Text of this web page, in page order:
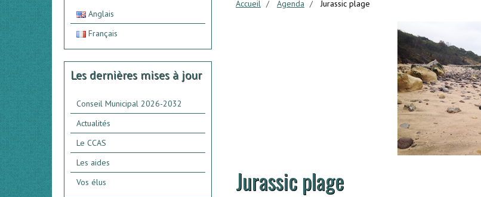
Accueil Agenda Jurassic plage
Jurassic plage
Anglais
Français
Les dernières mises à jour
Conseil Municipal 2026-2032
Actualités
Le CCAS
Les aides
Vos élus